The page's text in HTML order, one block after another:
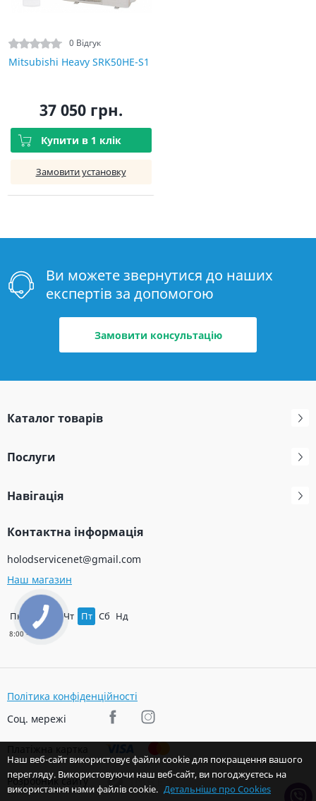
0 Відгук
Mitsubishi Heavy SRK50HE-S1
37 050 грн.
Купити в 1 клік
Замовити установку
Ви можете звернутися до наших
експертів за допомогою
Замовити консультацію
Каталог товарів
Послуги
Навігація
Контактна інформація
holodservicenet@gmail.com
Наш магазин
Пн Ср Чт Пт Сб Нд
Політика конфіденційності
Соц. мережі
Розробник сайту
Наш веб-сайт використовує файли cookie для покращення вашого
перегляду. Використовуючи наш веб-сайт, ви погоджуєтесь на
використання нами файлів cookie. Детальніше про Cookies